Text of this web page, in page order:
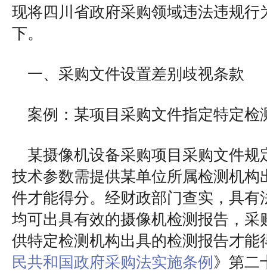
现将四川省政府采购领域违法违规行
下。
一、采购文件设置差别歧视条款
案例：某项目采购文件指定特定检
某摄像机设备采购项目采购文件规
技术参数需提供某单位所属检测机构
件才能得分。经财政部门查实，具有
均可出具有效的摄像机检测报告，采
供特定检测机构出具的检测报告才能
民共和国政府采购法实施条例 》第二